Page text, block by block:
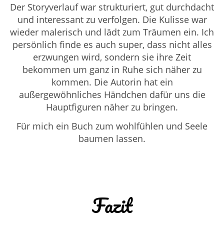
Der Storyverlauf war strukturiert, gut durchdacht
und interessant zu verfolgen. Die Kulisse war
wieder malerisch und lädt zum Träumen ein. Ich
persönlich finde es auch super, dass nicht alles
erzwungen wird, sondern sie ihre Zeit
bekommen um ganz in Ruhe sich näher zu
kommen. Die Autorin hat ein
außergewöhnliches Händchen dafür uns die
Hauptfiguren näher zu bringen.
Für mich ein Buch zum wohlfühlen und Seele
baumen lassen.
Fazit